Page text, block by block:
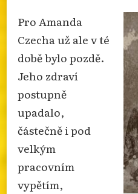
Pro Amanda
Czecha už ale v té
době bylo pozdě.
Jeho zdraví
postupně
upadalo,
částečně i pod
velkým
pracovním
vypětím,